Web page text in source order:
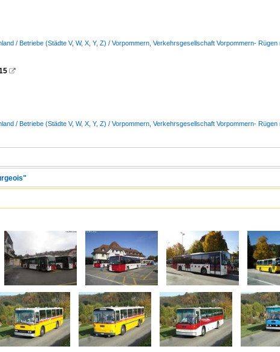
/ Betriebe (Städte V, W, X, Y, Z) / Vorpommern, Verkehrsgesellschaft Vorpommern- Rügen

/ Betriebe (Städte V, W, X, Y, Z) / Vorpommern, Verkehrsgesellschaft Vorpommern- Rügen